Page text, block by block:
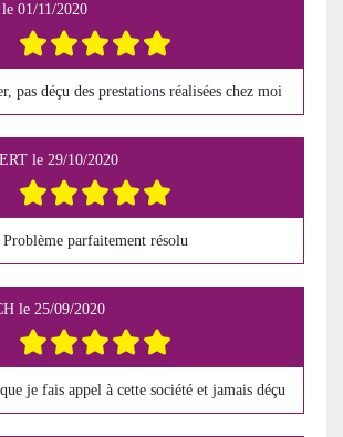
le 01/11/2020
pas déçu des prestations réalisées chez moi
le 29/10/2020
Problème parfaitement résolu
le 25/09/2020
je fais appel à cette société et jamais déçu